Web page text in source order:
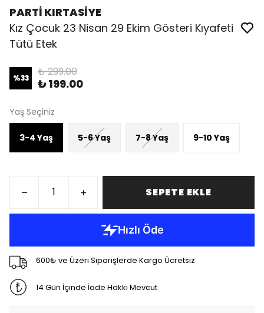
PARTİ KIRTASİYE
Kız Çocuk 23 Nisan 29 Ekim Gösteri Kıyafeti
Tütü Etek
%33 ₺ 299.00
₺ 199.00
Yaş Seçiniz
3-4 Yaş 5-6 Yaş 7-8 Yaş 9-10 Yaş
SEPETE EKLE
600₺ ve Üzeri Siparişlerde Kargo Ücretsiz
14 Gün İçinde İade Hakkı Mevcut